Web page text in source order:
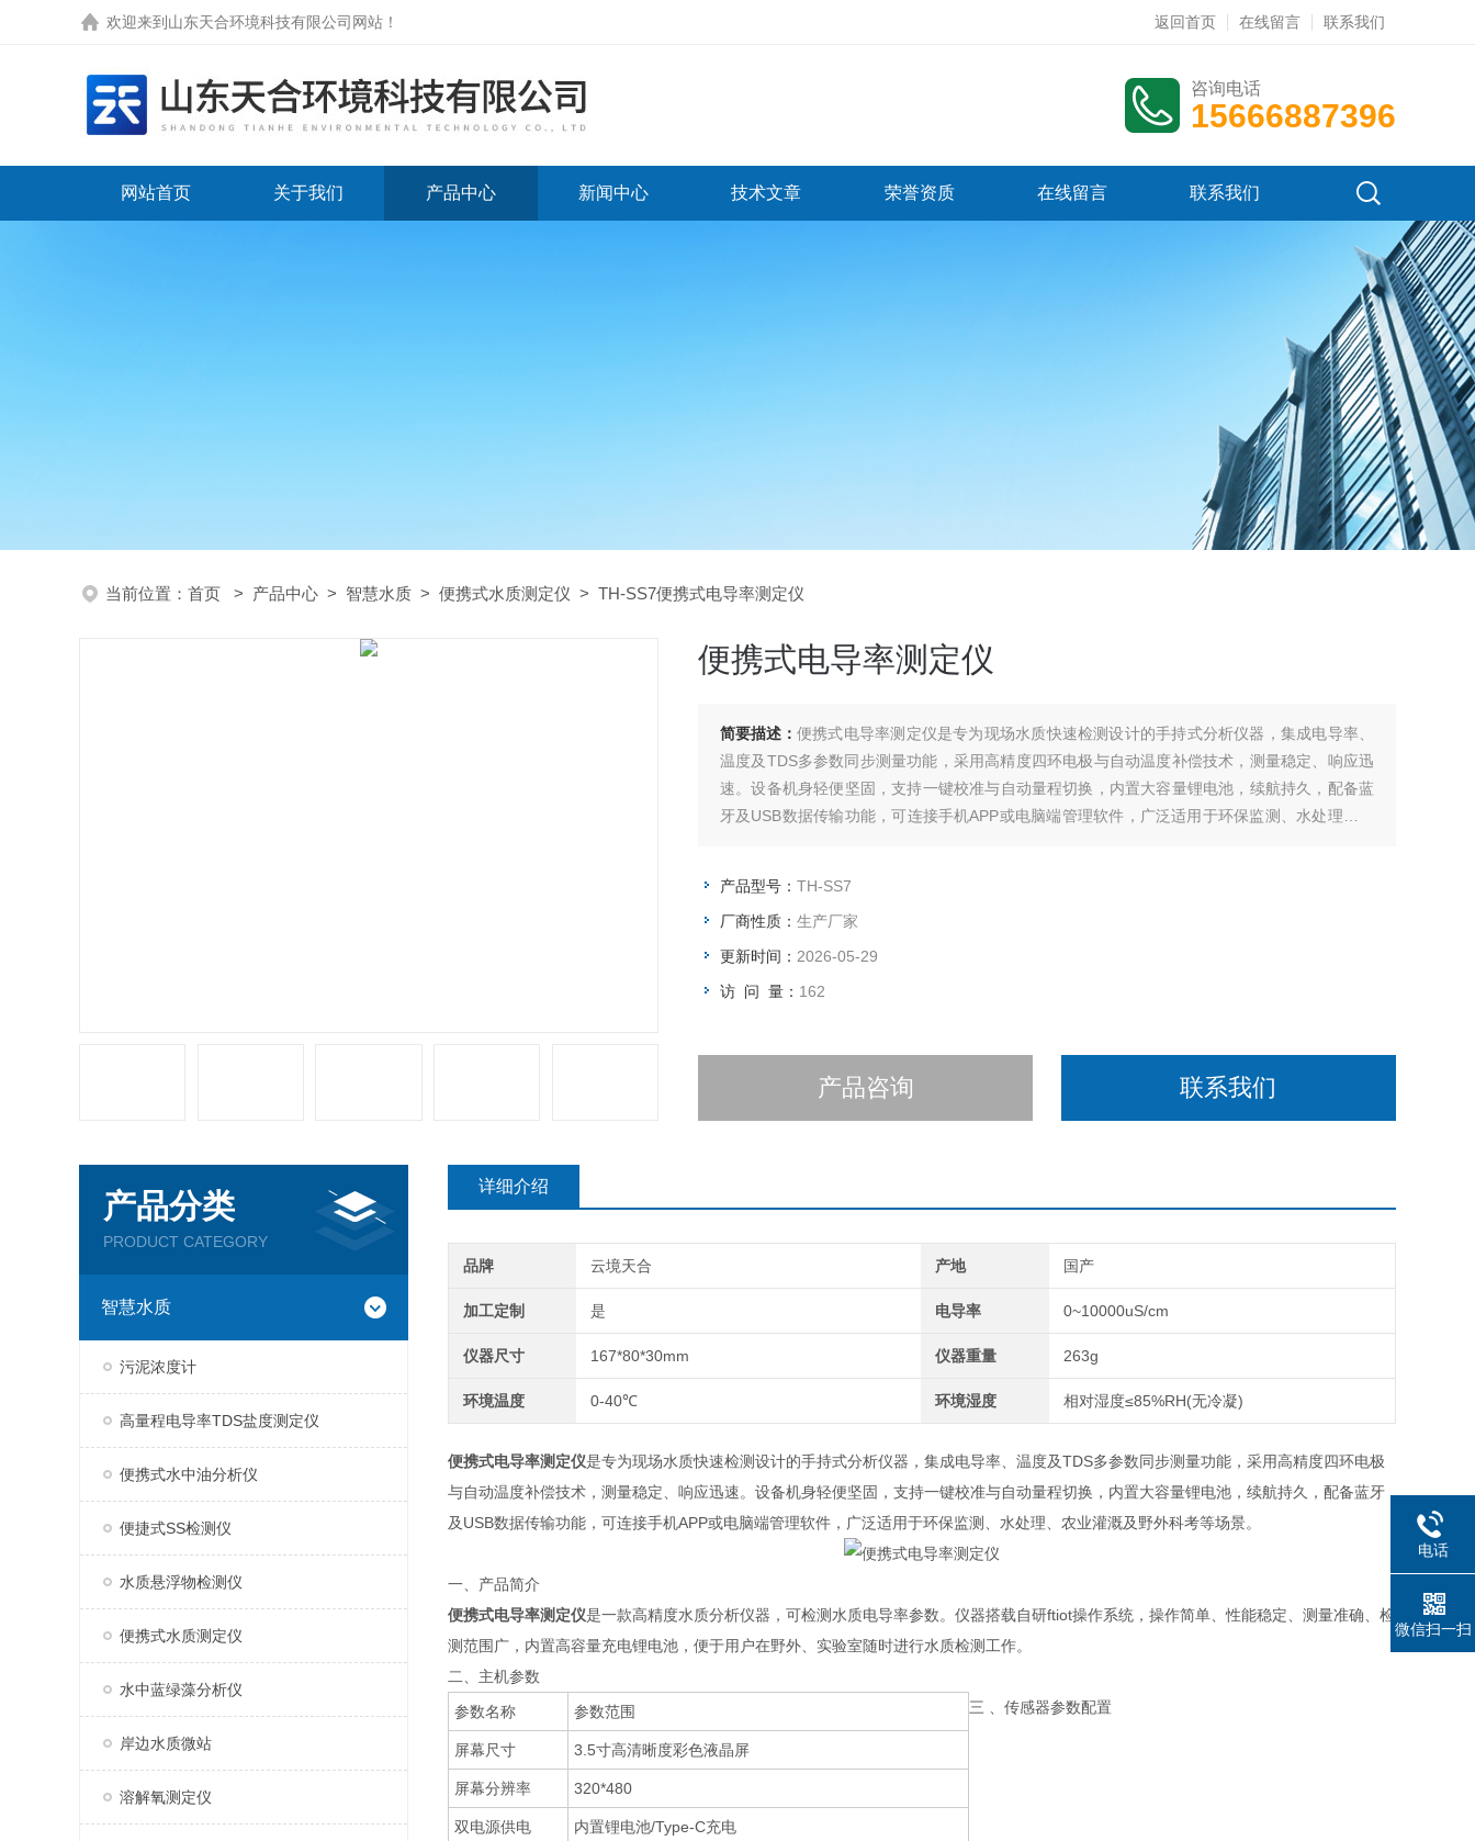
欢迎来到 山东天合环境科技有限公司网站 ！ 返回首页 在线留言 联系我们
咨询电话
15666887396
网站首页 关于我们 产品中心 新闻中心 技术文章 荣誉资质 在线留言 联系我们
当前位置： 首页 > 产品中心 > 智慧水质 > 便携式水质测定仪 > TH-SS7便携式电导率测定仪
便携式电导率测定仪
简要描述： 便携式电导率测定仪是专为现场水质快速检测设计的手持式分析仪器，集成电导率、
温度及TDS多参数同步测量功能，采用高精度四环电极与自动温度补偿技术，测量稳定、响应迅
速。设备机身轻便坚固，支持一键校准与自动量程切换，内置大容量锂电池，续航持久，配备蓝
牙及USB数据传输功能，可连接手机APP或电脑端管理软件，广泛适用于环保监测、水处理、农
产品型号： TH-SS7
厂商性质： 生产厂家
更新时间： 2026-05-29
访 问 量： 162
产品咨询 联系我们
产品分类
PRODUCT CATEGORY
智慧水质
污泥浓度计
高量程电导率TDS盐度测定仪
便携式水中油分析仪
便捷式SS检测仪
水质悬浮物检测仪
便携式水质测定仪
水中蓝绿藻分析仪
岸边水质微站
溶解氧测定仪
详细介绍
品牌 云境天合 产地 国产
加工定制 是 电导率 0~10000uS/cm
仪器尺寸 167*80*30mm 仪器重量 263g
环境温度 0-40℃ 环境湿度 相对湿度≤85%RH(无冷凝)
便携式电导率测定仪是专为现场水质快速检测设计的手持式分析仪器，集成电导率、温度及TDS多参数同步测量功能，采用高精度四环电极
与自动温度补偿技术，测量稳定、响应迅速。设备机身轻便坚固，支持一键校准与自动量程切换，内置大容量锂电池，续航持久，配备蓝牙
及USB数据传输功能，可连接手机APP或电脑端管理软件，广泛适用于环保监测、水处理、农业灌溉及野外科考等场景。
一、产品简介
便携式电导率测定仪是一款高精度水质分析仪器，可检测水质电导率参数。仪器搭载自研ftiot操作系统，操作简单、性能稳定、测量准确、检
测范围广，内置高容量充电锂电池，便于用户在野外、实验室随时进行水质检测工作。
二、主机参数
参数名称
参数范围
屏幕尺寸 3.5寸高清晰度彩色液晶屏
屏幕分辨率 320*480
双电源供电 内置锂电池/Type-C充电
三 、传感器参数配置
电话
微信扫一扫